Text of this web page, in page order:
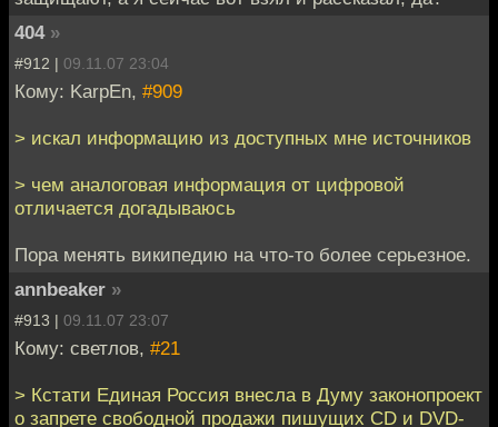
404 »
#912 | 09.11.07 23:04
Кому: KarpEn, #909
> искал информацию из доступных мне источников
> чем аналоговая информация от цифровой
отличается догадываюсь
Пора менять википедию на что-то более серьезное.
annbeaker »
#913 | 09.11.07 23:07
Кому: светлов, #21
> Кстати Единая Россия внесла в Думу законопроект
о запрете свободной продажи пишущих CD и DVD-